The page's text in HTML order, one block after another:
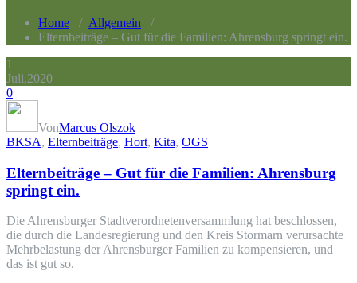
Home / Allgemein /
Elternbeiträge – Gut für die Familien: Ahrensburg springt ein.
1
Juli,2020
0
VonMarcus Olszok
BKSA, Elternbeiträge, Hort, Kita, OGS
Elternbeiträge – Gut für die Familien: Ahrensburg
springt ein.
Die Ahrensburger Stadtverordnetenversammlung hat beschlossen,
die durch die Landesregierung und den Kreis Stormarn verursachte
Mehrbelastung der Ahrensburger Familien zu kompensieren, und
das ist gut so.